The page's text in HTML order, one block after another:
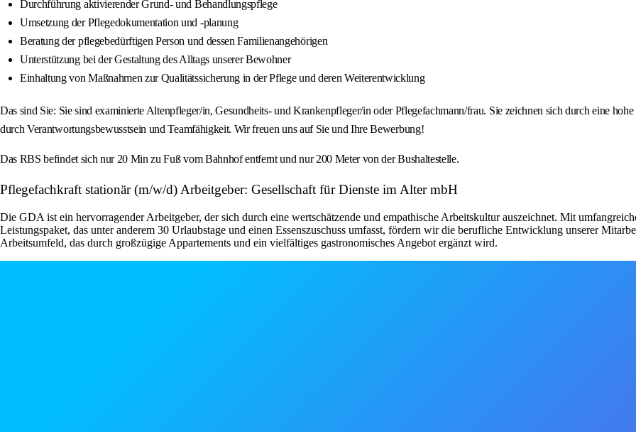
Durchführung aktivierender Grund- und Behandlungspflege
Umsetzung der Pflegedokumentation und -planung
Beratung der pflegebedürftigen Person und dessen Familienangehörigen
Unterstützung bei der Gestaltung des Alltags unserer Bewohner
Einhaltung von Maßnahmen zur Qualitätssicherung in der Pflege und deren Weiterentwicklung
Das sind Sie: Sie sind examinierte Altenpfleger/in, Gesundheits- und Krankenpfleger/in oder Pflegefachmann/frau. Sie zeichnen sich durch eine
durch Verantwortungsbewusstsein und Teamfähigkeit. Wir freuen uns auf Sie und Ihre Bewerbung!
Das RBS befindet sich nur 20 Min zu Fuß vom Bahnhof entfernt und nur 200 Meter von der Bushaltestelle.
Pflegefachkraft stationär (m/w/d) Arbeitgeber: Gesellschaft für Dienste im Alter mbH
Die GDA ist ein hervorragender Arbeitgeber, der sich durch eine wertschätzende und empathische Arbeitskultur auszeichnet. Mit
Leistungspaket, das unter anderem 30 Urlaubstage und einen Essenszuschuss umfasst, fördern wir die berufliche Entwicklung unserer
Arbeitsumfeld, das durch großzügige Appartements und ein vielfältiges gastronomisches Angebot ergänzt wird.